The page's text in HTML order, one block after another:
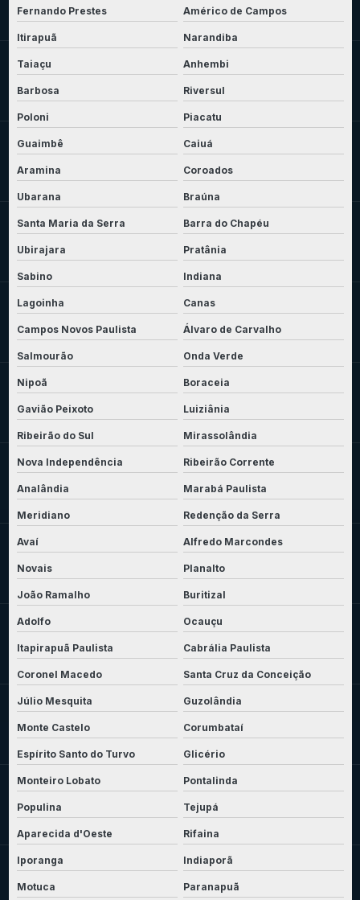
Fernando Prestes Américo de Campos
Itirapuã Narandiba
Taiaçu Anhembi
Barbosa Riversul
Poloni Piacatu
Guaimbê Caiuá
Aramina Coroados
Ubarana Braúna
Santa Maria da Serra Barra do Chapéu
Ubirajara Pratânia
Sabino Indiana
Lagoinha Canas
Campos Novos Paulista Álvaro de Carvalho
Salmourão Onda Verde
Nipoã Boraceia
Gavião Peixoto Luiziânia
Ribeirão do Sul Mirassolândia
Nova Independência Ribeirão Corrente
Analândia Marabá Paulista
Meridiano Redenção da Serra
Avaí Alfredo Marcondes
Novais Planalto
João Ramalho Buritizal
Adolfo Ocauçu
Itapirapuã Paulista Cabrália Paulista
Coronel Macedo Santa Cruz da Conceição
Júlio Mesquita Guzolândia
Monte Castelo Corumbataí
Espírito Santo do Turvo Glicério
Monteiro Lobato Pontalinda
Populina Tejupá
Aparecida d'Oeste Rifaina
Iporanga Indiaporã
Motuca Paranapuã